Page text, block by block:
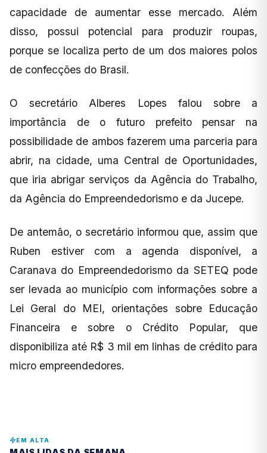
capacidade de aumentar esse mercado. Além
disso, possui potencial para produzir roupas,
porque se localiza perto de um dos maiores polos
de confecções do Brasil.
O secretário Alberes Lopes falou sobre a
importância de o futuro prefeito pensar na
possibilidade de ambos fazerem uma parceria para
abrir, na cidade, uma Central de Oportunidades,
que iria abrigar serviços da Agência do Trabalho,
da Agência do Empreendedorismo e da Jucepe.
De antemão, o secretário informou que, assim que
Ruben estiver com a agenda disponível, a
Caranava do Empreendedorismo da SETEQ pode
ser levada ao município com informações sobre a
Lei Geral do MEI, orientações sobre Educação
Financeira e sobre o Crédito Popular, que
disponibiliza até R$ 3 mil em linhas de crédito para
micro empreendedores.
EM ALTA